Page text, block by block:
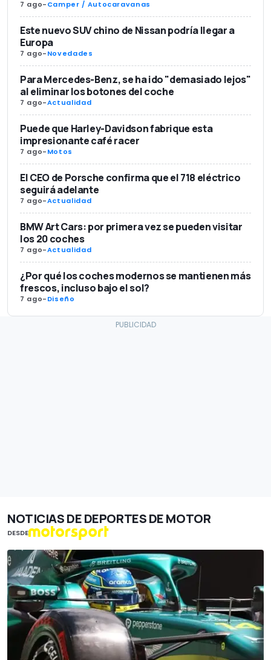
7 ago-Camper / Autocaravanas
Este nuevo SUV chino de Nissan podría llegar a
Europa
7 ago-Novedades
Para Mercedes-Benz, se ha ido "demasiado lejos"
al eliminar los botones del coche
7 ago-Actualidad
Puede que Harley-Davidson fabrique esta
impresionante café racer
7 ago-Motos
El CEO de Porsche confirma que el 718 eléctrico
seguirá adelante
7 ago-Actualidad
BMW Art Cars: por primera vez se pueden visitar
los 20 coches
7 ago-Actualidad
¿Por qué los coches modernos se mantienen más
frescos, incluso bajo el sol?
7 ago-Diseño
NOTICIAS DE DEPORTES DE MOTOR
DESDE